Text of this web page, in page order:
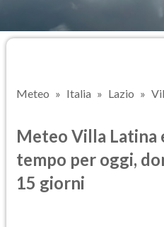
Meteo Italia Lazio
Meteo Villa Latina
tempo per oggi,
15 giorni